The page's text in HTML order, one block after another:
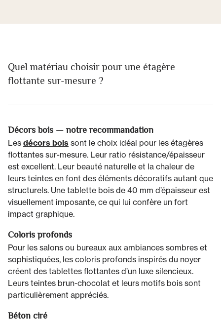
Quel matériau choisir pour une étagère
flottante sur-mesure ?
Décors bois — notre recommandation
Les décors bois sont le choix idéal pour les étagères
flottantes sur-mesure. Leur ratio résistance/épaisseur
est excellent. Leur beauté naturelle et la chaleur de
leurs teintes en font des éléments décoratifs autant que
structurels. Une tablette bois de 40 mm d’épaisseur est
visuellement imposante, ce qui lui confère un fort
impact graphique.
Coloris profonds
Pour les salons ou bureaux aux ambiances sombres et
sophistiquées, les coloris profonds inspirés du noyer
créent des tablettes flottantes d’un luxe silencieux.
Leurs teintes brun-chocolat et leurs motifs bois sont
particulièrement appréciés.
Béton ciré